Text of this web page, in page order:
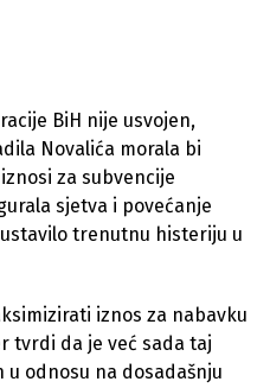
BiH nije usvojen,
Novalića morala bi
za subvencije
sjetva i povećanje
trenutnu histeriju u
iznos za nabavku
tvrdi da je već sada taj
odnosu na dosadašnju